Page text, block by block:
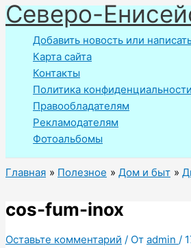
Перейти
к
содержимому
Северо-
Добавить новость или
Карта сайта
Контакты
Политика конфиденциальности
Правообладателям
Рекламодателям
Фотоальбомы
Главная Полезное Дом и быт
cos-fum-inox
Оставьте комментарий / От admin /